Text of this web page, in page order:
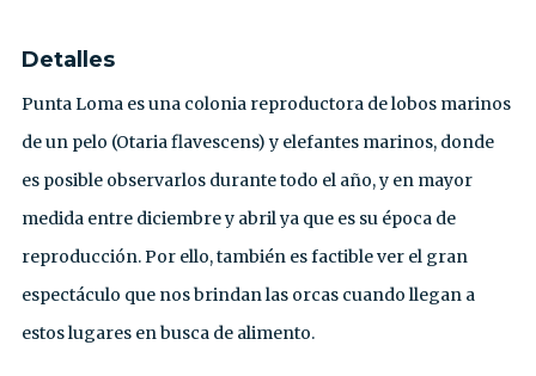
Detalles
Punta Loma es una colonia reproductora de lobos marinos
de un pelo (Otaria flavescens) y elefantes marinos, donde
es posible observarlos durante todo el año, y en mayor
medida entre diciembre y abril ya que es su época de
reproducción. Por ello, también es factible ver el gran
espectáculo que nos brindan las orcas cuando llegan a
estos lugares en busca de alimento.